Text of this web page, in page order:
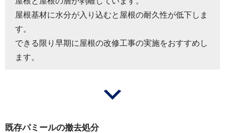
屋根基材に水分が入り込むと屋根の耐久性が低下しま
す。
できる限り早期に屋根の改修工事の実施をおすすめし
ます。
既存パミールの撤去処分